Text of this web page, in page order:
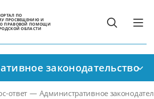
ПО
ПРОСВЕЩЕНИЮ И
ПРАВОВОЙ ПОМОЩИ
ОБЛАСТИ
законодательство
ответ — Административное